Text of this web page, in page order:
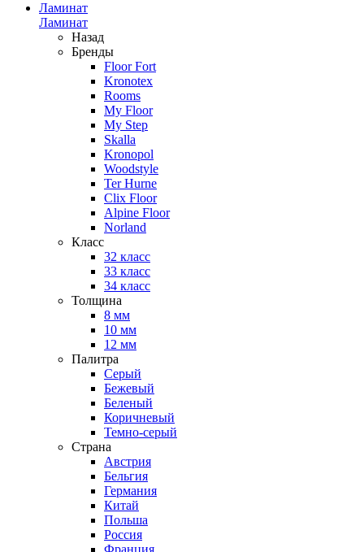
Ламинат
Ламинат
Назад
Бренды
Floor Fort
Kronotex
Rooms
My Floor
My Step
Skalla
Kronopol
Woodstyle
Ter Hurne
Clix Floor
Alpine Floor
Norland
Класс
32 класс
33 класс
34 класс
Толщина
8 мм
10 мм
12 мм
Палитра
Серый
Бежевый
Беленый
Коричневый
Темно-серый
Страна
Австрия
Бельгия
Германия
Китай
Польша
Россия
Франция